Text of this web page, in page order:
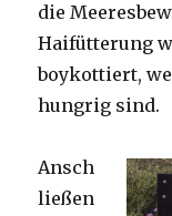
die
Haifütterung
boykottiert,
hungrig sind.
Ansch
ließen